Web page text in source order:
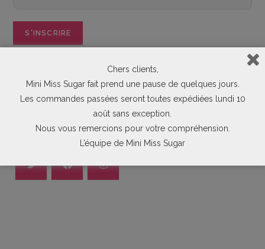
Suivez-Nous Sur
Chers clients,
Mini Miss Sugar fait prend une pause de quelques jours.
Les commandes passées seront toutes expédiées lundi 10
août sans exception.
Nous vous remercions pour votre compréhension.
L’équipe de Mini Miss Sugar